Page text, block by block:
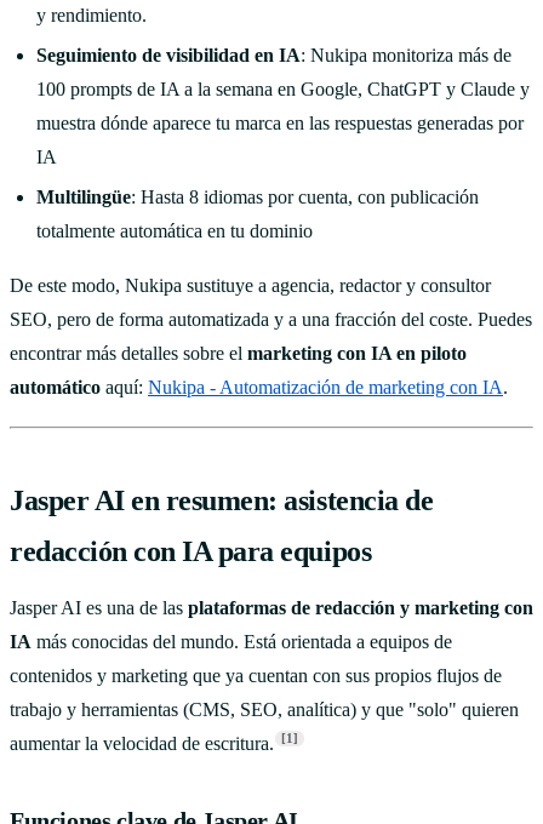
y rendimiento.
Seguimiento de visibilidad en IA: Nukipa monitoriza más de
100 prompts de IA a la semana en Google, ChatGPT y Claude y
muestra dónde aparece tu marca en las respuestas generadas por
IA
Multilingüe: Hasta 8 idiomas por cuenta, con publicación
totalmente automática en tu dominio
De este modo, Nukipa sustituye a agencia, redactor y consultor
SEO, pero de forma automatizada y a una fracción del coste. Puedes
encontrar más detalles sobre el marketing con IA en piloto
automático aquí: Nukipa - Automatización de marketing con IA.
Jasper AI en resumen: asistencia de
redacción con IA para equipos
Jasper AI es una de las plataformas de redacción y marketing con
IA más conocidas del mundo. Está orientada a equipos de
contenidos y marketing que ya cuentan con sus propios flujos de
trabajo y herramientas (CMS, SEO, analítica) y que "solo" quieren
aumentar la velocidad de escritura. [1]